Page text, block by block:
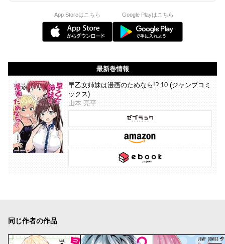
App Storeはこちら Google Playはこちら
最新巻情報
早乙女姉妹は漫画のためなら!? 10 (ジャンプコミ
ックス)
山本 亮平
同じ作者の作品